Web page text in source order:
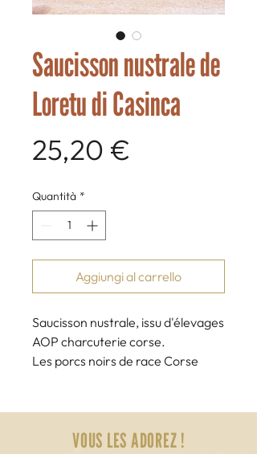
Saucisson nustrale de
Loretu di Casinca
25,20 €
Quantità *
Aggiungi al carrello
Saucisson nustrale, issu d'élevages
AOP charcuterie corse.
Les porcs noirs de race Corse
Les élevages en AOP sont soumis
VOUS LES ADOREZ !